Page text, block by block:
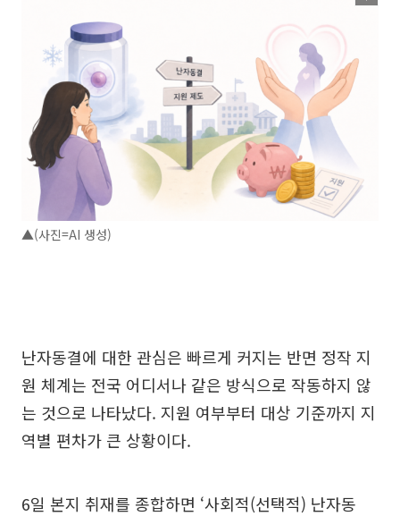
▲(사진=AI 생성)
난자동결에 대한 관심은 빠르게 커지는 반면 정작 지
원 체계는 전국 어디서나 같은 방식으로 작동하지 않
는 것으로 나타났다. 지원 여부부터 대상 기준까지 지
역별 편차가 큰 상황이다.
6일 본지 취재를 종합하면 ‘사회적(선택적) 난자동